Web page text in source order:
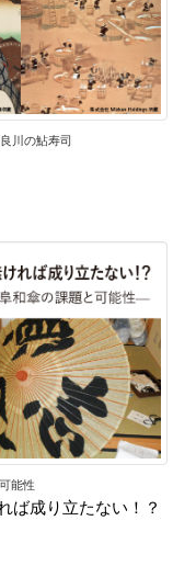
川の鮎寿司
能性
ば成り立たない！？